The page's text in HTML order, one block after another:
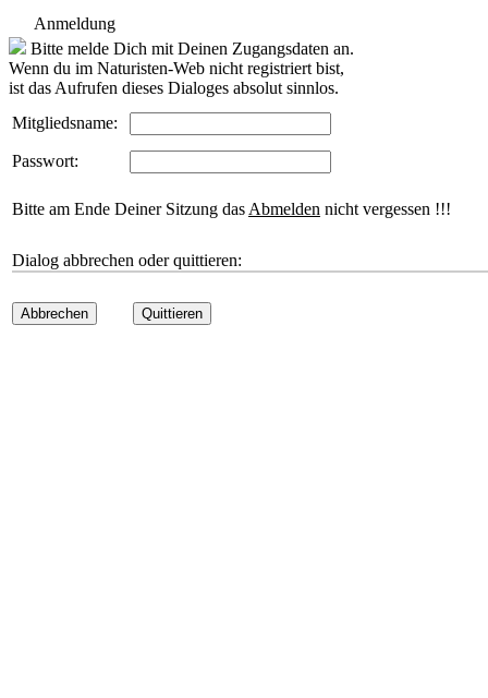
Anmeldung
Bitte melde Dich mit Deinen Zugangsdaten an.
Wenn du im Naturisten-Web nicht registriert bist,
ist das Aufrufen dieses Dialoges absolut sinnlos.
Mitgliedsname:
Passwort:
Bitte am Ende Deiner Sitzung das Abmelden nicht vergessen !!!
Dialog abbrechen oder quittieren:
Abbrechen Quittieren